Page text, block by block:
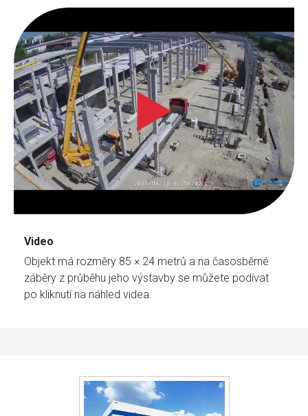
Video
Objekt má rozměry 85 × 24 metrů a na časosběrné
záběry z průběhu jeho výstavby se můžete podívat
po kliknutí na náhled videa.